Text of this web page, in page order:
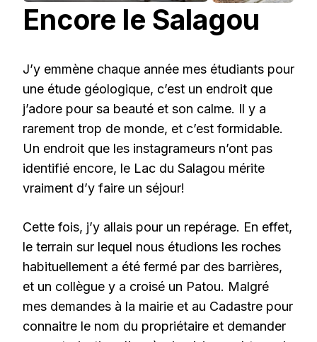
Encore le Salagou
J’y emmène chaque année mes étudiants pour
une étude géologique, c’est un endroit que
j’adore pour sa beauté et son calme. Il y a
rarement trop de monde, et c’est formidable.
Un endroit que les instagrameurs n’ont pas
identifié encore, le Lac du Salagou mérite
vraiment d’y faire un séjour!
Cette fois, j’y allais pour un repérage. En effet,
le terrain sur lequel nous étudions les roches
habituellement a été fermé par des barrières,
et un collègue y a croisé un Patou. Malgré
mes demandes à la mairie et au Cadastre pour
connaitre le nom du propriétaire et demander